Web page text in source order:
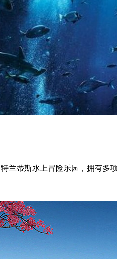
兰蒂斯水上冒险乐园，拥有